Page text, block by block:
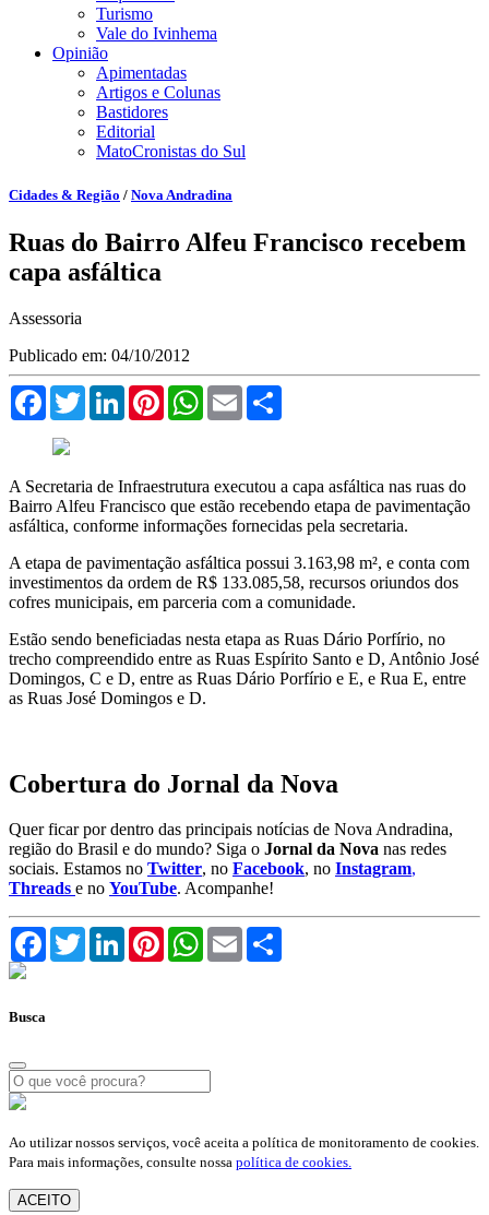
Turismo
Vale do Ivinhema
Opinião
Apimentadas
Artigos e Colunas
Bastidores
Editorial
MatoCronistas do Sul
Cidades & Região / Nova Andradina
Ruas do Bairro Alfeu Francisco recebem
capa asfáltica
Assessoria
Publicado em: 04/10/2012
FacebookTwitterLinkedInPinterestWhatsApp
Email
A Secretaria de Infraestrutura executou a capa asfáltica nas ruas do
Bairro Alfeu Francisco que estão recebendo etapa de pavimentação
asfáltica, conforme informações fornecidas pela secretaria.
A etapa de pavimentação asfáltica possui 3.163,98 m², e conta com
investimentos da ordem de R$ 133.085,58, recursos oriundos dos
cofres municipais, em parceria com a comunidade.
Estão sendo beneficiadas nesta etapa as Ruas Dário Porfírio, no
trecho compreendido entre as Ruas Espírito Santo e D, Antônio José
Domingos, C e D, entre as Ruas Dário Porfírio e E, e Rua E, entre
as Ruas José Domingos e D.
Cobertura do Jornal da Nova
Quer ficar por dentro das principais notícias de Nova Andradina,
região do Brasil e do mundo? Siga o Jornal da Nova nas redes
sociais. Estamos no Twitter, no Facebook, no Instagram,
Threads e no YouTube. Acompanhe!
FacebookTwitterLinkedInPinterestWhatsApp
Email
Busca
Ao utilizar nossos serviços, você aceita a política de monitoramento de cookies.
Para mais informações, consulte nossa política de cookies.
ACEITO